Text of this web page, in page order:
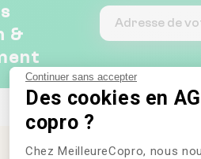
Continuer sans accepter
Des cookies en
copro ?
Plateforme de
Chez MeilleureCopro, nous
&